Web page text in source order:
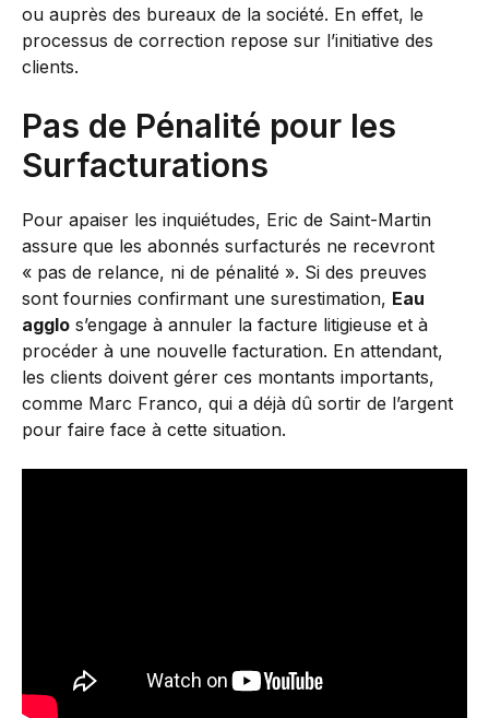
ou auprès des bureaux de la société. En effet, le
processus de correction repose sur l’initiative des
clients.
Pas de Pénalité pour les
Surfacturations
Pour apaiser les inquiétudes, Eric de Saint-Martin
assure que les abonnés surfacturés ne recevront
« pas de relance, ni de pénalité ». Si des preuves
sont fournies confirmant une surestimation, Eau
agglo s’engage à annuler la facture litigieuse et à
procéder à une nouvelle facturation. En attendant,
les clients doivent gérer ces montants importants,
comme Marc Franco, qui a déjà dû sortir de l’argent
pour faire face à cette situation.